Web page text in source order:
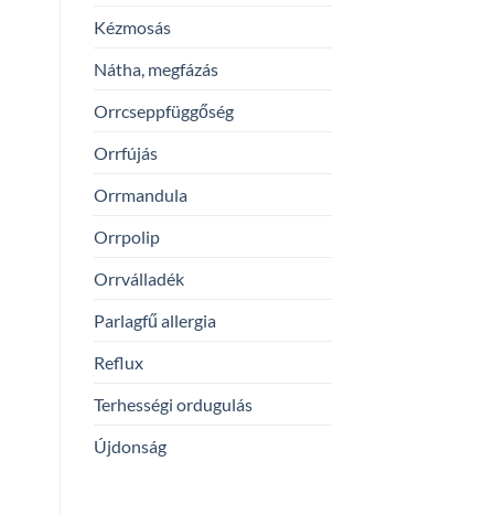
Kézmosás
Nátha, megfázás
Orrcseppfüggőség
Orrfújás
Orrmandula
Orrpolip
Orrválladék
Parlagfű allergia
Reflux
Terhességi ordugulás
Újdonság